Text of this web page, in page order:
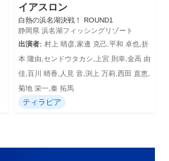
イアスロン
白熱の浜名湖決戦！ ROUND1
静岡県 浜名湖フィッシングリゾート
出演者: 村上 晴彦,家邊 克己,平和 卓也,折
本 隆由,センドウタカシ,上宮 則幸,金高 由
佳,百川 晴香,人見 音,渕上 万莉,西田 直恵,
菊地 栄一,秦 拓馬
ティラピア